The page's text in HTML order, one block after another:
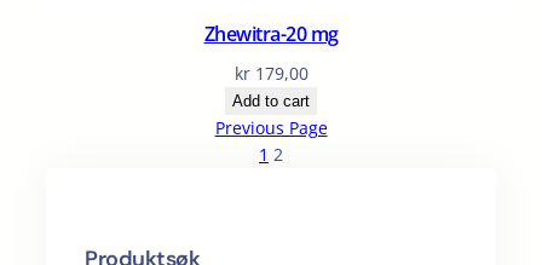
Zhewitra-20 mg
kr179,00
Add to cart
Previous Page
1 2
Produktsøk